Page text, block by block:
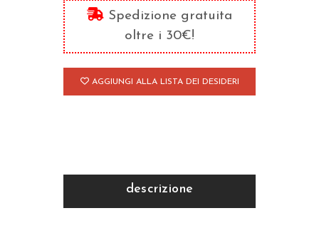
povero
Lazzaro
quantità
Spedizione gratuita
oltre i 30€!
AGGIUNGI ALLA LISTA DEI DESIDERI
descrizione